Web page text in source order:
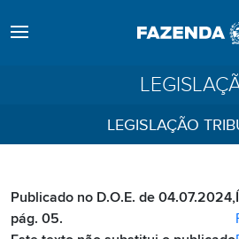
LEGISLAÇÃO
Publicado no D.O.E. de 04.07.2024,
pág. 05.